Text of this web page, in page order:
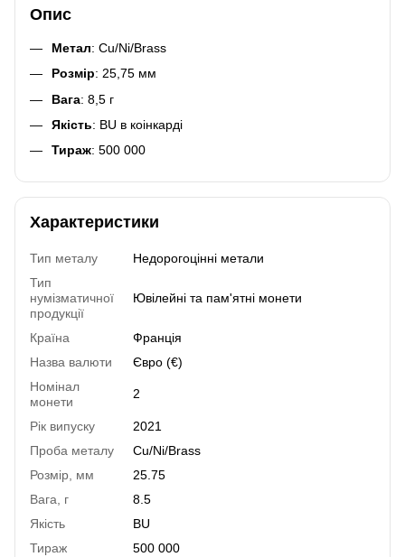
Опис
Метал: Cu/Ni/Brass
Розмір: 25,75 мм
Вага: 8,5 г
Якість: BU в коінкарді
Тираж: 500 000
Характеристики
Тип металу
Недорогоцінні метали
Тип
нумізматичної
продукції
Ювілейні та пам'ятні монети
Країна
Франція
Назва валюти
Євро (€)
Номінал
монети
2
Рік випуску
2021
Проба металу
Cu/Ni/Brass
Розмір, мм
25.75
Вага, г
8.5
Якість
BU
Тираж
500 000